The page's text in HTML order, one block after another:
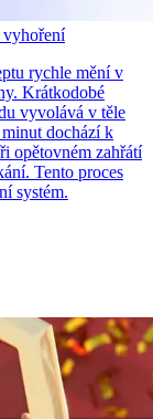
vyhoření
rychle mění v
Krátkodobé
vyvolává v těle
dochází k
opětovném zahřátí
Tento proces
systém.